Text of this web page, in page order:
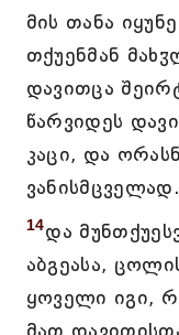
მის თანა
თქუენმან
დავითცა
წარვიდეს
კაცი, და
ვანისმცველად.
14და
აბგეასა,
ყოველი იგი,